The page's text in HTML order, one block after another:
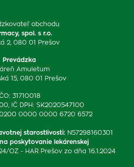
obchodu
spol. s r.o.
2, 080 01 Prešov
Prevádzka
Amuletum
15, 080 01 Prešov
31710018
IČ DPH: SK2020547100
0200 0000 0000 6720 6572
starostlivosti: N57298160301
poskytovanie lekárenskej
OZ - HAR Prešov zo dňa 16.1.2024